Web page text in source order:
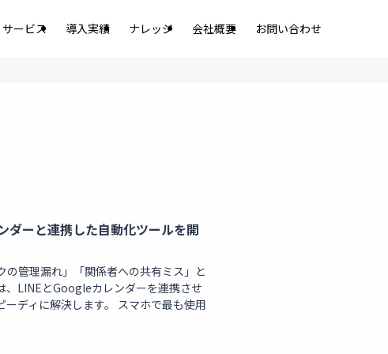
サービス 導入実績 ナレッジ 会社概要 お問い合わせ
ダーと連携した自動化ツールを開
管理漏れ」「関係者への共有ミス」と
、LINEとGoogleカレンダーを連携させ
ディに解決します。 スマホで最も使用